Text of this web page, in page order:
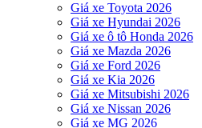
Giá xe Toyota 2026
Giá xe Hyundai 2026
Giá xe ô tô Honda 2026
Giá xe Mazda 2026
Giá xe Ford 2026
Giá xe Kia 2026
Giá xe Mitsubishi 2026
Giá xe Nissan 2026
Giá xe MG 2026